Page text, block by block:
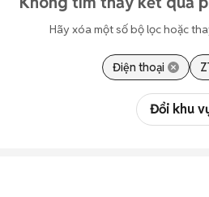
Hãy xóa một số bộ lọc hoặc
Điện thoại
Đổi khu